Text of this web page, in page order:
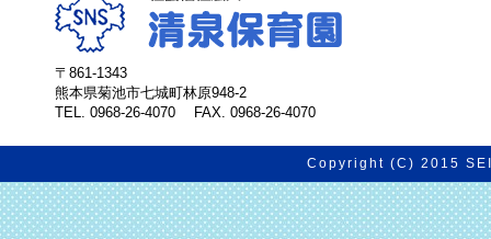
〒861-1343
熊本県菊池市七城町林原948-2
TEL. 0968-26-4070 FAX. 0968-26-4070
Copyright (C) 2015